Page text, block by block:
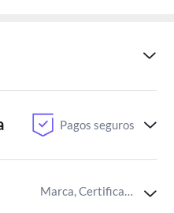
Pagos seguros
Marca, Certificaciones del producto,Identificador del artículo de Miravia